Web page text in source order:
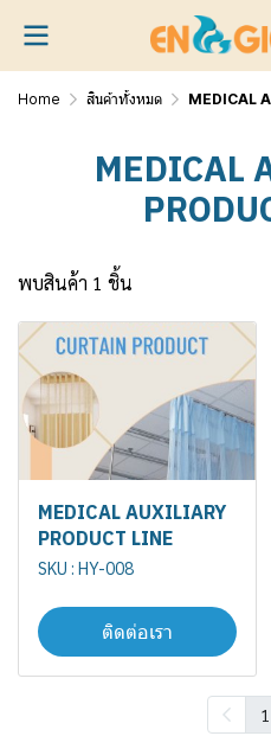
Home สินค้าทั้งหมด MEDICAL
MEDICAL
พบสินค้า 1 ชิ้น
MEDICAL AUXILIARY
PRODUCT LINE
SKU : HY-008
ติดต่อเรา
1